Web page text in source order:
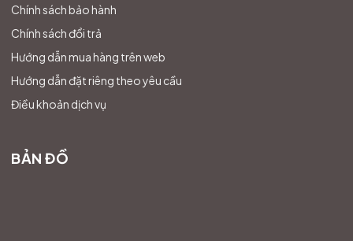
Chính sách bảo hành
Chính sách đổi trả
Hướng dẫn mua hàng trên web
Hướng dẫn đặt riêng theo yêu cầu
Điều khoản dịch vụ
BẢN ĐỒ